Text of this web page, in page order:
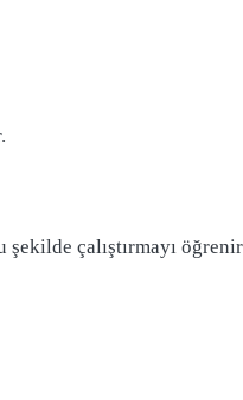
çalıştırmayı